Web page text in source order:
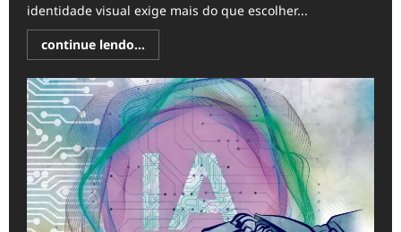
identidade visual exige mais do que escolher...
continue lendo...
more
Como
cobrar
por
um
projeto
Identidade
Visual:
Tabela
de
preços
2026